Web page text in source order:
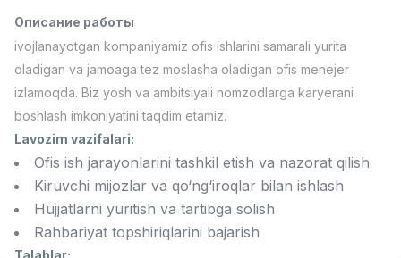
Повар фастфуда
2,600,000 - 5,000,000 sum/
Full time job
Ish joyidan
3,000,000 - 10,000,000 sum
NAVBAHOR APTEKA
Full time job
Ish joyidan
Агент по продажам
Договорная
Описание работы
ivojlanayotgan kompaniyamiz ofis ishlarini samarali yurita
oladigan va jamoaga tez moslasha oladigan ofis menejer
izlamoqda. Biz yosh va ambitsiyali nomzodlarga karyerani
boshlash imkoniyatini taqdim etamiz.
Lavozim vazifalari:
Ofis ish jarayonlarini tashkil etish va nazorat qilish
Kiruvchi mijozlar va qo‘ng‘iroqlar bilan ishlash
Hujjatlarni yuritish va tartibga solish
Rahbariyat topshiriqlarini bajarish
Вакансии Категории Компании